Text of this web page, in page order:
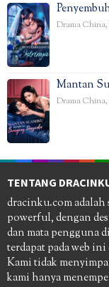
Drama China,
Mantan
Drama China,
TENTANG
dracinku.com adalah
powerful, dengan
dan mata pengguna
terdapat pada web
Kami tidak
kami hanya